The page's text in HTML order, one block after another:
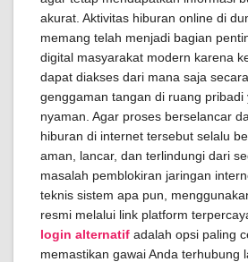
akurat. Aktivitas hiburan online di
memang telah menjadi bagian
digital masyarakat modern karena
dapat diakses dari mana saja
genggaman tangan di ruang pribadi
nyaman. Agar proses berselancar
hiburan di internet tersebut selalu
aman, lancar, dan terlindungi dari
masalah pemblokiran jaringan
teknis sistem apa pun,
resmi melalui link platform
login alternatif adalah opsi paling
memastikan gawai Anda terhubung